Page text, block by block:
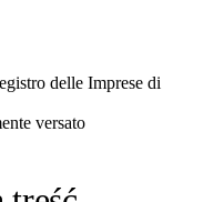
delle Imprese di
versato